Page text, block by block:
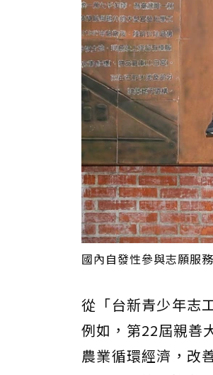
國內自發性參與志願服
從「台新青少年志
例如，第22屆親善
農業循環經濟，改